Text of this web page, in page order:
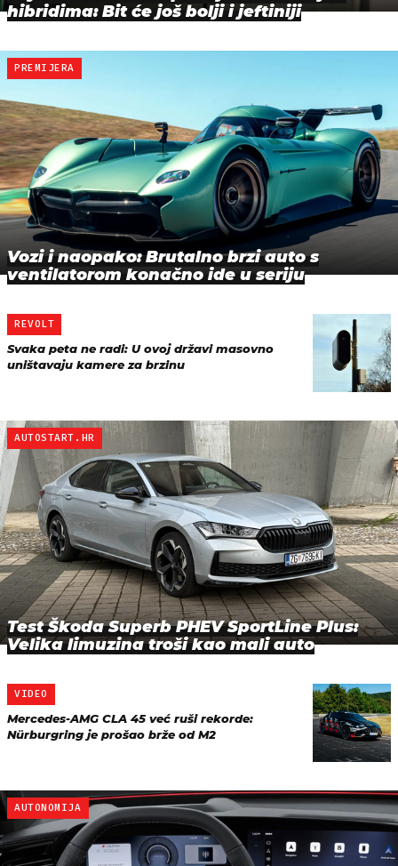
hibridima: Bit će još bolji i jeftiniji
PREMIJERA
Vozi i naopako: Brutalno brzi auto s
ventilatorom konačno ide u seriju
REVOLT
Svaka peta ne radi: U ovoj državi masovno
uništavaju kamere za brzinu
AUTOSTART.HR
Test Škoda Superb PHEV SportLine Plus:
Velika limuzina troši kao mali auto
VIDEO
Mercedes-AMG CLA 45 već ruši rekorde:
Nürburgring je prošao brže od M2
AUTONOMIJA